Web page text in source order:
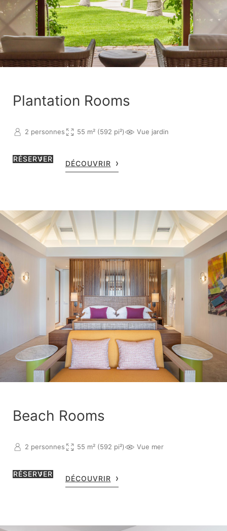
Plantation Rooms
2 personnes 55 m² (592 pi²) Vue jardin
RÉSERVER
DÉCOUVRIR
Beach Rooms
2 personnes 55 m² (592 pi²) Vue mer
RÉSERVER
DÉCOUVRIR